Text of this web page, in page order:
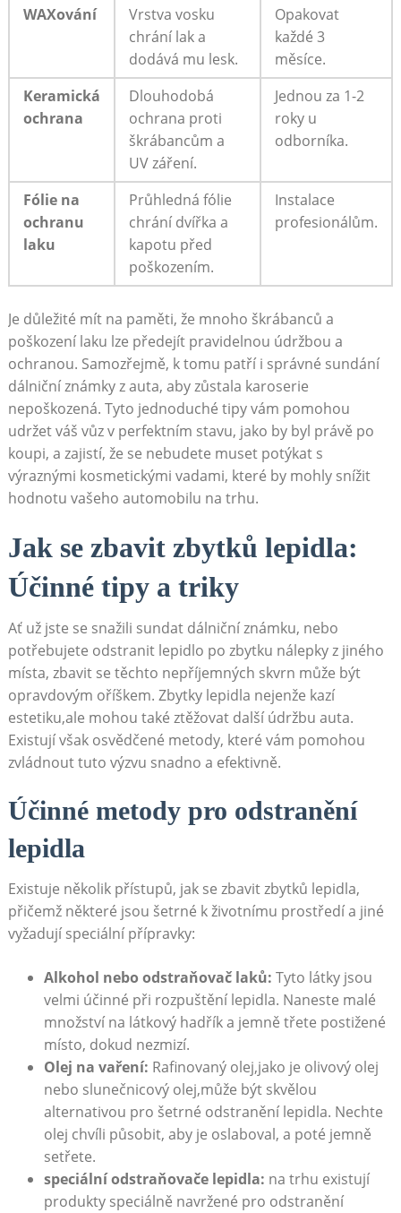
WAXování
Vrstva vosku
chrání lak a
dodává mu lesk.
Opakovat
každé 3
měsíce.
Keramická
ochrana
Dlouhodobá
ochrana proti
škrábancům a
UV záření.
Jednou za 1-2
roky u
odborníka.
Fólie na
ochranu
laku
Průhledná fólie
chrání dvířka a
kapotu před
poškozením.
Instalace
profesionálům.
Je důležité mít na paměti, že mnoho škrábanců a
poškození laku lze předejít pravidelnou údržbou a
ochranou. Samozřejmě, k tomu patří i správné sundání
dálniční známky z auta, aby zůstala karoserie
nepoškozená. Tyto jednoduché tipy vám pomohou
udržet váš vůz v perfektním stavu, jako by byl právě po
koupi, a zajistí, že se nebudete muset potýkat s
výraznými kosmetickými vadami, které by mohly snížit
hodnotu vašeho automobilu na trhu.
Jak se zbavit zbytků lepidla:
Účinné tipy a triky
Ať už jste se snažili sundat dálniční známku, nebo
potřebujete odstranit lepidlo po zbytku nálepky z jiného
místa, zbavit se těchto nepříjemných skvrn může být
opravdovým oříškem. Zbytky lepidla nejenže kazí
estetiku,ale mohou také ztěžovat další údržbu auta.
Existují však osvědčené metody, které vám pomohou
zvládnout tuto výzvu snadno a efektivně.
Účinné metody pro odstranění
lepidla
Existuje několik přístupů, jak se zbavit zbytků lepidla,
přičemž některé jsou šetrné k životnímu prostředí a jiné
vyžadují speciální přípravky:
Alkohol nebo odstraňovač laků: Tyto látky jsou
velmi účinné při rozpuštění lepidla. Naneste malé
množství na látkový hadřík a jemně třete postižené
místo, dokud nezmizí.
Olej na vaření: Rafinovaný olej,jako je olivový olej
nebo slunečnicový olej,může být skvělou
alternativou pro šetrné odstranění lepidla. Nechte
olej chvíli působit, aby je oslaboval, a poté jemně
setřete.
speciální odstraňovače lepidla: na trhu existují
produkty speciálně navržené pro odstranění